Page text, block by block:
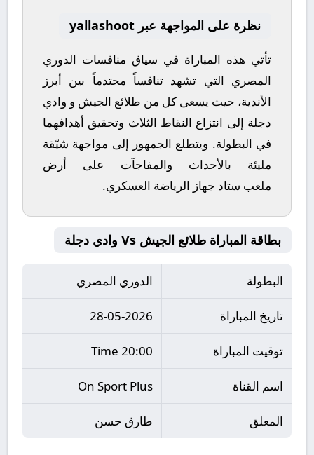
نظرة على المواجهة عبر yallashoot
تأتي هذه المباراة في سياق منافسات الدوري
المصري التي تشهد تنافساً محتدماً بين أبرز
الأندية، حيث يسعى كل من طلائع الجيش و وادي
دجلة إلى انتزاع النقاط الثلاث وتحقيق أهدافهما
في البطولة. ويتطلع الجمهور إلى مواجهة شيّقة
مليئة بالأحداث والمفاجآت على أرض
ملعب ستاد جهاز الرياضة العسكري.
بطاقة المباراة طلائع الجيش Vs وادي دجلة
البطولة الدوري المصري
تاريخ المباراة 28-05-2026
توقيت المباراة 20:00 Time
اسم القناة On Sport Plus
المعلق طارق حسن